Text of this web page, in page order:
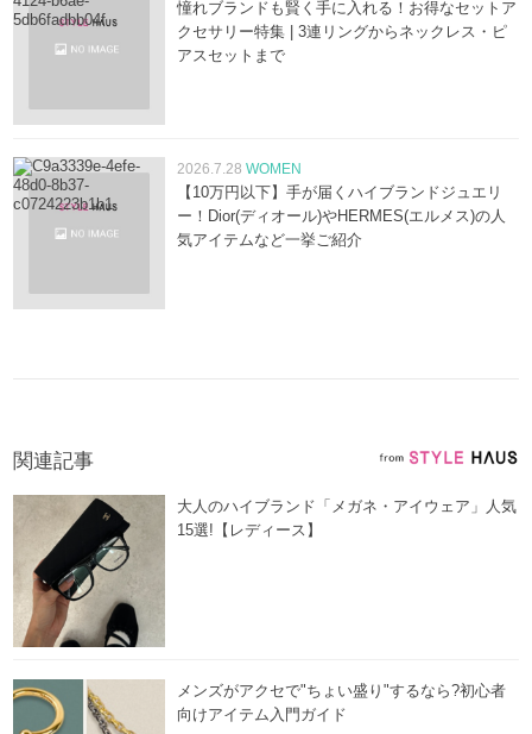
憧れブランドも賢く手に入れる！お得なセットア
クセサリー特集 | 3連リングからネックレス・ピ
アスセットまで
2026.7.28 WOMEN
【10万円以下】手が届くハイブランドジュエリ
ー！Dior(ディオール)やHERMES(エルメス)の人
気アイテムなど一挙ご紹介
関連記事
大人のハイブランド「メガネ・アイウェア」人気
15選!【レディース】
メンズがアクセで"ちょい盛り"するなら?初心者
向けアイテム入門ガイド